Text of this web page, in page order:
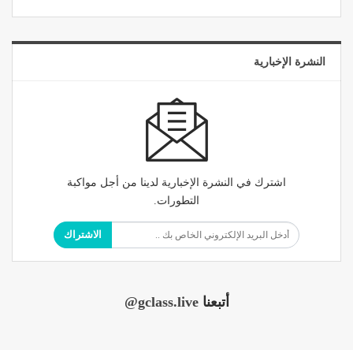
النشرة الإخبارية
اشترك في النشرة الإخبارية لدينا من أجل مواكبة
التطورات.
الاشتراك
أتبعنا@gclass.live